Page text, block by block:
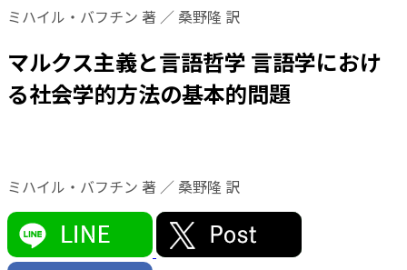
ミハイル・バフチン 著 ／ 桑野隆 訳
マルクス主義と言語哲学 言語学におけ
る社会学的方法の基本的問題
ミハイル・バフチン 著 ／ 桑野隆 訳